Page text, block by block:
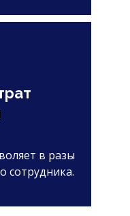
в разы
сотрудника.